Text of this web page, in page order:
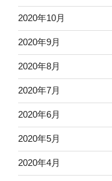
2020年10月
2020年9月
2020年8月
2020年7月
2020年6月
2020年5月
2020年4月